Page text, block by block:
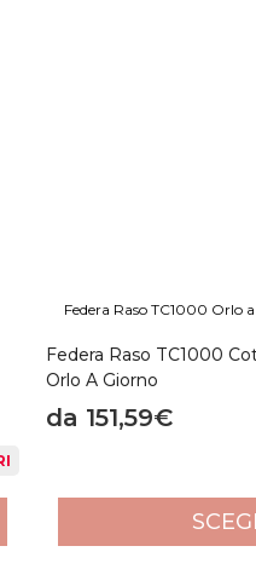
Federa Raso TC1000 Orlo
Federa Raso TC1000
Orlo A Giorno
da 151,59€